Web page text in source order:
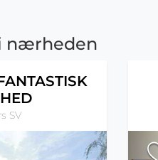
nærheden
SV